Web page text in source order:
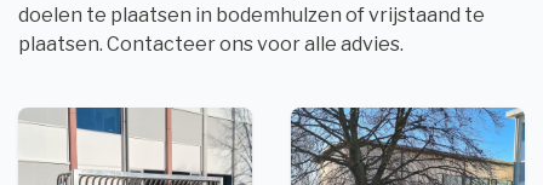
doelen te plaatsen in bodemhulzen of vrijstaand te
plaatsen. Contacteer ons voor alle advies.